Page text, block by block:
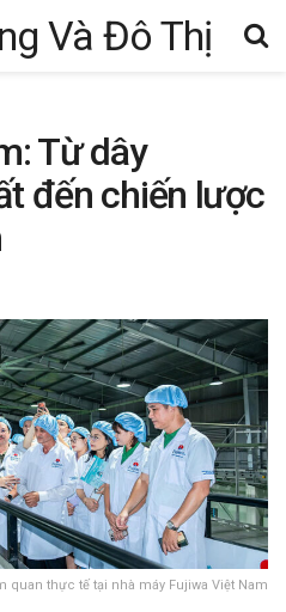
Từ dây
đến chiến lược
quan thực tế tại nhà máy Fujiwa Việt Nam